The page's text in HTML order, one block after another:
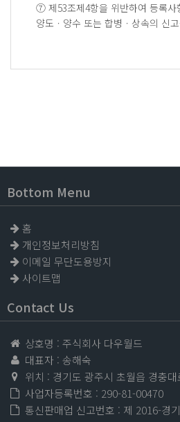
⑦ 제53조제4항을 위반하여 등록사
양도ㆍ양수 또는 합병ㆍ상속의 신
Bottom Menu
홈
개인정보처리방침
이메일 무단도용방지
사이트맵
Contact Us
상호명 : 주식회사 다우월드
대표자 : 송해숙
위치 : 경기도 광주시 초월읍 경충
사업자등록번호 : 290-81-00470
통신판매업 신고번호 : 제 2016-경